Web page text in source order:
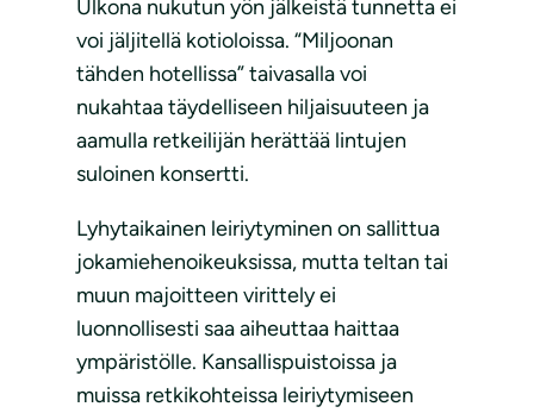
Ulkona nukutun yön jälkeistä tunnetta ei
voi jäljitellä kotioloissa. “Miljoonan
tähden hotellissa” taivasalla voi
nukahtaa täydelliseen hiljaisuuteen ja
aamulla retkeilijän herättää lintujen
suloinen konsertti.
Lyhytaikainen leiriytyminen on sallittua
jokamiehenoikeuksissa, mutta teltan tai
muun majoitteen virittely ei
luonnollisesti saa aiheuttaa haittaa
ympäristölle. Kansallispuistoissa ja
muissa retkikohteissa leiriytymiseen